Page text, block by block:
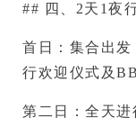
## 四、2天1夜
首日：集合出
行欢迎仪式及
第二日：全天